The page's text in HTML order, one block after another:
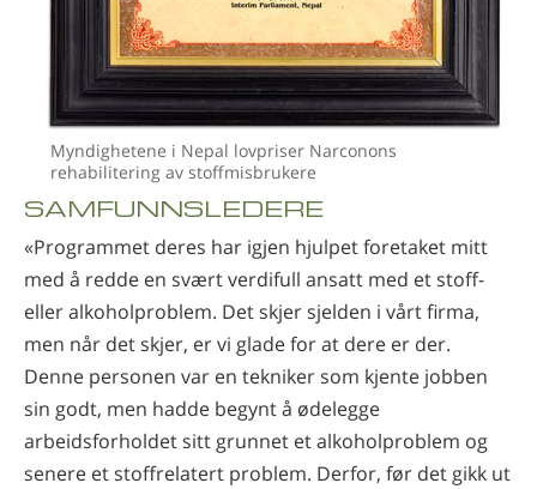
Myndighetene i Nepal lovpriser Narconons
rehabilitering av stoffmisbrukere
SAMFUNNSLEDERE
«Programmet deres har igjen hjulpet foretaket mitt
med å redde en svært verdifull ansatt med et stoff-
eller alkoholproblem. Det skjer sjelden i vårt firma,
men når det skjer, er vi glade for at dere er der.
Denne personen var en tekniker som kjente jobben
sin godt, men hadde begynt å ødelegge
arbeidsforholdet sitt grunnet et alkoholproblem og
senere et stoffrelatert problem. Derfor, før det gikk ut